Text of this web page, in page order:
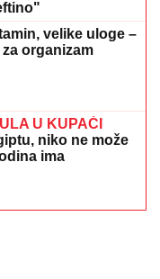
velike uloge –
organizam
U KUPAĆI
niko ne može
ima